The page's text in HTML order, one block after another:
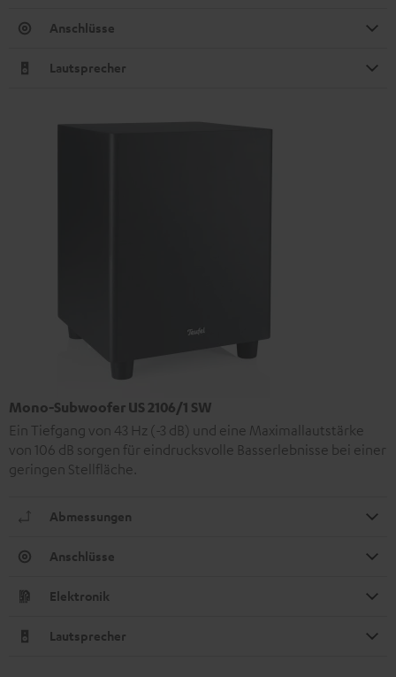
Anschlüsse
Lautsprecher
Mono-Subwoofer US 2106/1 SW
Ein Tiefgang von 43 Hz (-3 dB) und eine Maximallautstärke
von 106 dB sorgen für eindrucksvolle Basserlebnisse bei einer
geringen Stellfläche.
Abmessungen
Anschlüsse
Elektronik
Lautsprecher